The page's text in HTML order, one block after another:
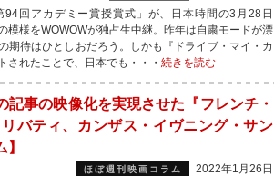
回アカデミー賞授賞式」が、日本時間の3月28日
模様をWOWOWが独占生中継。昨年は自粛モードが漂
期待はひとしおだろう。しかも『ドライブ・マイ・カ
されたことで、日本でも・・・ 続きを読む
記事の映像化を実現させた『フレンチ・
バティ、カンザス・イヴニング・サン
ほぼ週刊映画コラム
2022年1月26日